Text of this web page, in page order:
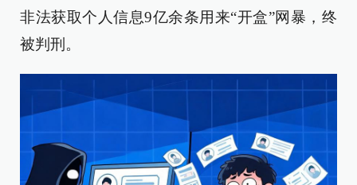
非法获取个人信息9亿余条用来“开盒”网暴，终
被判刑。